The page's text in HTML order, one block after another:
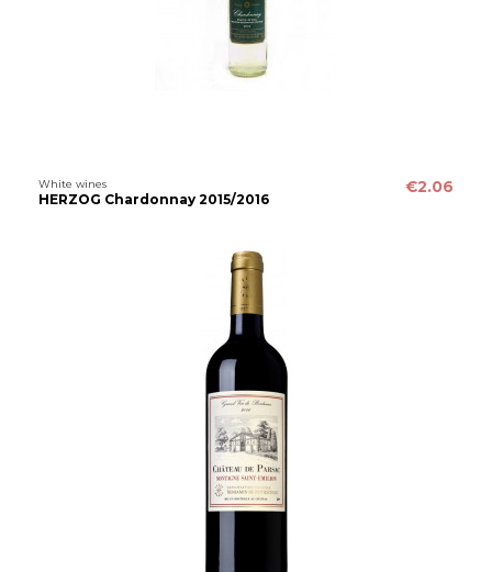
White wines
HERZOG Chardonnay 2015/2016
€2.06